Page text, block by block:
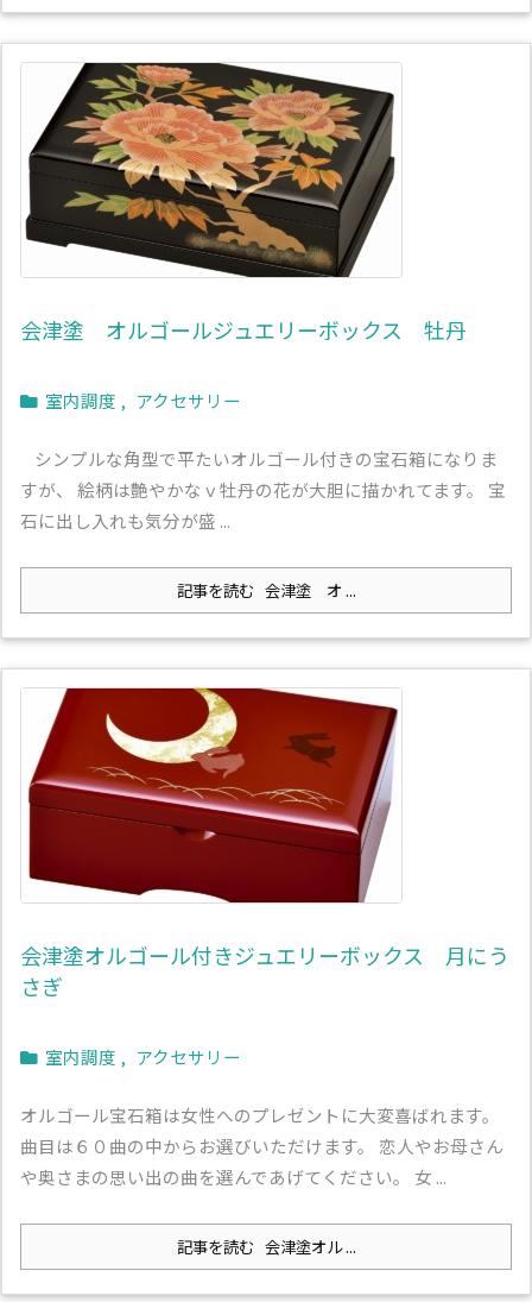
会津塗 オルゴールジュエリーボックス 牡丹
室内調度 , アクセサリー
シンプルな角型で平たいオルゴール付きの宝石箱になりま
すが、 絵柄は艶やかなｖ牡丹の花が大胆に描かれてます。 宝
石に出し入れも気分が盛 ...
記事を読む 会津塗 オ ...
会津塗オルゴール付きジュエリーボックス 月にう
さぎ
室内調度 , アクセサリー
オルゴール宝石箱は女性へのプレゼントに大変喜ばれます。
曲目は６０曲の中からお選びいただけます。 恋人やお母さん
や奥さまの思い出の曲を選んであげてください。 女 ...
記事を読む 会津塗オル ...